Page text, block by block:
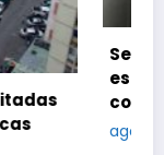
en el Saime